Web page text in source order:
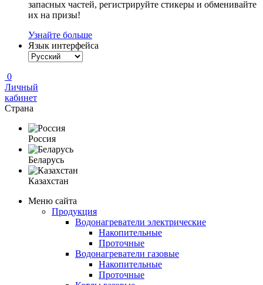
запасных частей, регистрируйте стикеры и обменивайте
их на призы!
Узнайте больше
Язык интерфейса
0
Личный
кабинет
Страна
Россия
Беларусь
Казахстан
Меню сайта
Продукция
Водонагреватели электрические
Накопительные
Проточные
Водонагреватели газовые
Накопительные
Проточные